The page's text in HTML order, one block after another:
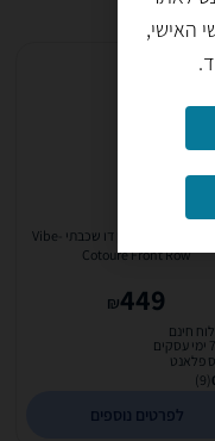
ויברטור יוקרתי מסיליקון דו שכבתי -Vibe
Cotoure Front Row
449
₪
חינם
פלאנט
(9)
לפרטים נוספים
האישי,